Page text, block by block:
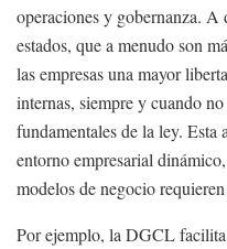
operaciones y gobernanza. A
estados, que a menudo son
las empresas una mayor
internas, siempre y cuando
fundamentales de la ley. Esta
entorno empresarial
modelos de negocio
Por ejemplo, la DGCL facilita